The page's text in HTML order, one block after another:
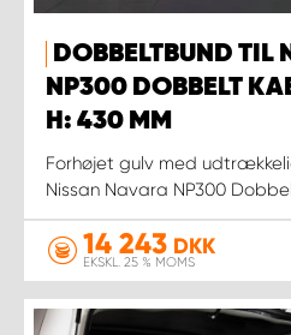
DOBBELTBUND TIL
NP300 DOBBELT
H: 430 MM
Forhøjet gulv med
Nissan Navara NP300
14 243 DKK
EKSKL. 25 % MOMS